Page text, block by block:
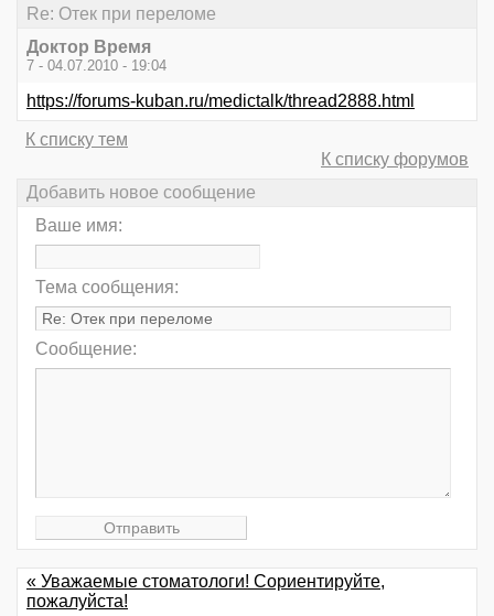
Re: Отек при переломе
Доктор Время
7 - 04.07.2010 - 19:04
https://forums-kuban.ru/medictalk/thread2888.html
К списку тем
К списку форумов
Добавить новое сообщение
Ваше имя:
Тема сообщения:
Сообщение:
« Уважаемые стоматологи! Сориентируйте,
пожалуйста!